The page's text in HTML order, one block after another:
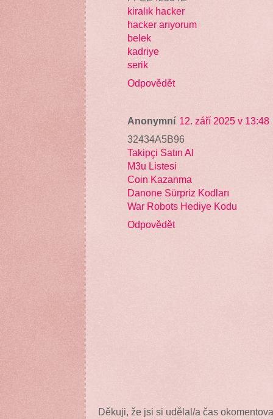
kiralık hacker
hacker arıyorum
belek
kadriye
serik
Odpovědět
Anonymní 12. září 2025 v 13:48
32434A5B96
Takipçi Satın Al
M3u Listesi
Coin Kazanma
Danone Sürpriz Kodları
War Robots Hediye Kodu
Odpovědět
Děkuji, že jsi si udělal/a čas